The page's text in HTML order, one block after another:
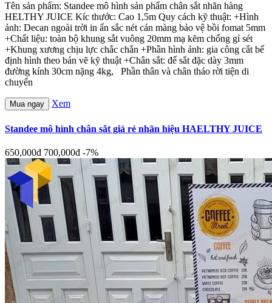
Tên sản phẩm: Standee mô hình sản phẩm chân sắt nhãn hàng
HELTHY JUICE Kíc thước: Cao 1,5m Quy cách kỹ thuật: +Hình
ảnh: Decan ngoài trời in ấn sắc nét cán màng bảo vệ bồi fomat 5mm
+Chất liệu: toàn bộ khung sắt vuông 20mm mạ kẽm chống gỉ sét
+Khung xương chịu lực chắc chắn +Phần hình ảnh: gia công cắt bế
định hình theo bản vẽ kỹ thuật +Chân sắt: đế sắt đặc dày 3mm
đường kính 30cm nặng 4kg, Phần thân và chân tháo rời tiện di
chuyển
Mua ngay Xem
Standee mô hình chân sắt giá rẻ nhãn hiệu HAELTHY JUICE
650,000đ 700,000đ -7%